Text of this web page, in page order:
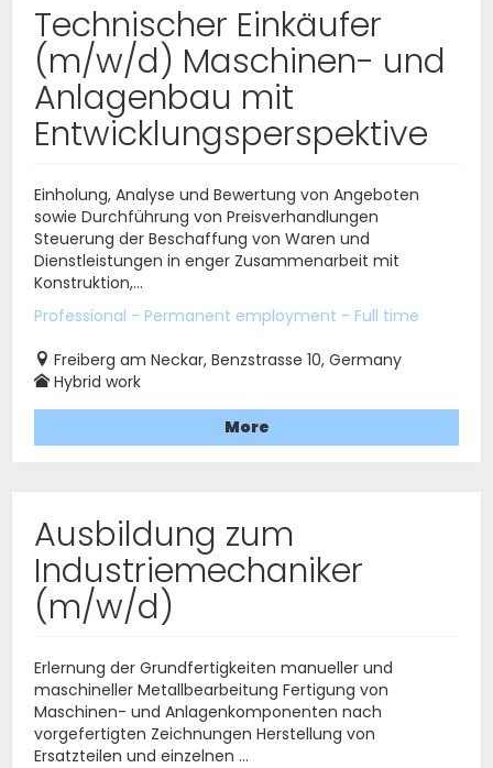
Technischer Einkäufer
(m/w/d) Maschinen- und
Anlagenbau mit
Entwicklungsperspektive
Einholung, Analyse und Bewertung von Angeboten
sowie Durchführung von Preisverhandlungen
Steuerung der Beschaffung von Waren und
Dienstleistungen in enger Zusammenarbeit mit
Konstruktion,...
Professional - Permanent employment - Full time
Freiberg am Neckar, Benzstrasse 10, Germany
Hybrid work
More
Ausbildung zum
Industriemechaniker
(m/w/d)
Erlernung der Grundfertigkeiten manueller und
maschineller Metallbearbeitung Fertigung von
Maschinen- und Anlagenkomponenten nach
vorgefertigten Zeichnungen Herstellung von
Ersatzteilen und einzelnen ...